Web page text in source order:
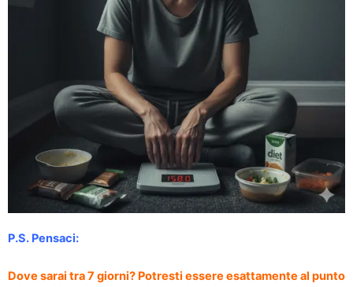
P.S. Pensaci:
Dove sarai tra 7 giorni? Potresti essere esattamente al punto